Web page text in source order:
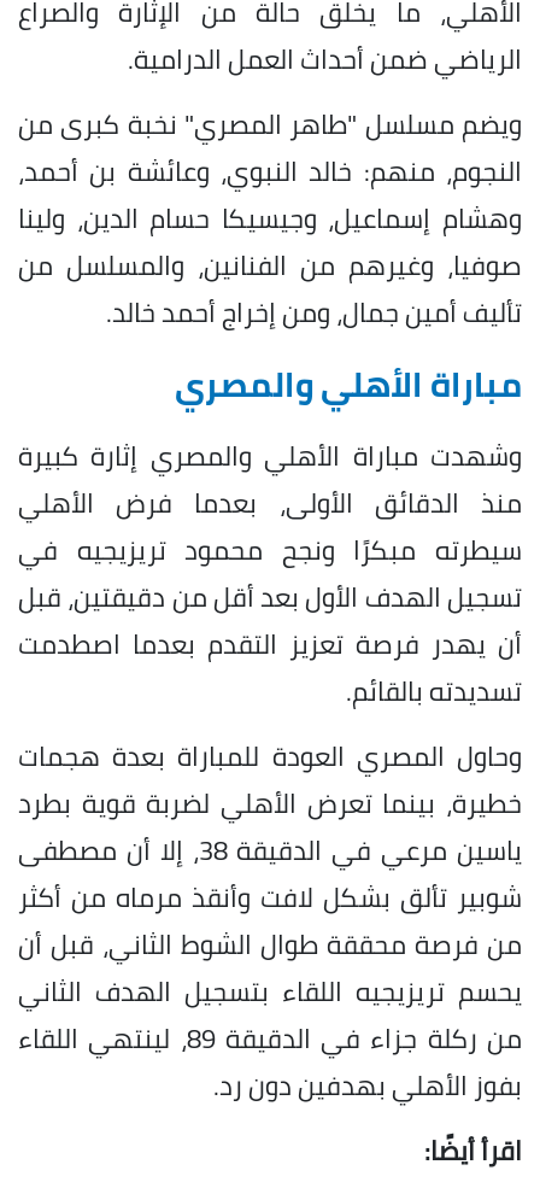
الأهلي، ما يخلق حالة من الإثارة والصراع
الرياضي ضمن أحداث العمل الدرامية.
ويضم مسلسل "طاهر المصري" نخبة كبرى من
النجوم، منهم: خالد النبوي، وعائشة بن أحمد،
وهشام إسماعيل، وجيسيكا حسام الدين، ولينا
صوفيا، وغيرهم من الفنانين، والمسلسل من
تأليف أمين جمال، ومن إخراج أحمد خالد.
مباراة الأهلي والمصري
وشهدت مباراة الأهلي والمصري إثارة كبيرة
منذ الدقائق الأولى، بعدما فرض الأهلي
سيطرته مبكرًا ونجح محمود تريزيجيه في
تسجيل الهدف الأول بعد أقل من دقيقتين، قبل
أن يهدر فرصة تعزيز التقدم بعدما اصطدمت
تسديدته بالقائم.
وحاول المصري العودة للمباراة بعدة هجمات
خطيرة، بينما تعرض الأهلي لضربة قوية بطرد
ياسين مرعي في الدقيقة 38، إلا أن مصطفى
شوبير تألق بشكل لافت وأنقذ مرماه من أكثر
من فرصة محققة طوال الشوط الثاني، قبل أن
يحسم تريزيجيه اللقاء بتسجيل الهدف الثاني
من ركلة جزاء في الدقيقة 89، لينتهي اللقاء
بفوز الأهلي بهدفين دون رد.
اقرأ أيضًا: